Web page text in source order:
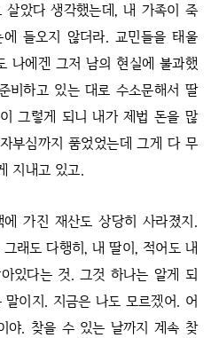
았다 생각했는데, 내 가족이 죽
들오지 않더라. 교민들을 태울
나에겐 그저 남의 현실에 불과했
비하고 있는 대로 수소문해서 딸
그렇게 되니 내가 제법 돈을 많
부심까지 품었었는데 그게 다 무
지내고 있고.
가진 재산도 상당히 사라졌지.
래도 다행히, 내 딸이, 적어도 내
있다는 것. 그것 하나는 알게 되
이지. 지금은 나도 모르겠어. 어
야. 찾을 수 있는 날까지 계속 찾